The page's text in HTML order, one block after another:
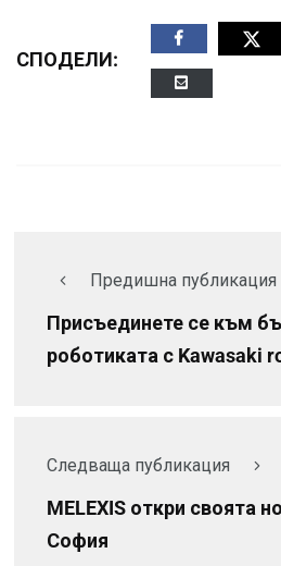
СПОДЕЛИ:
Предишна публикация
Присъединете се към
роботиката с Kawasaki
Следваща публикация
MELEXIS откри своята
София